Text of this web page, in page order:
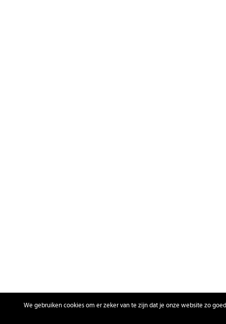
We gebruiken cookies om er zeker van te zijn dat je onze website zo